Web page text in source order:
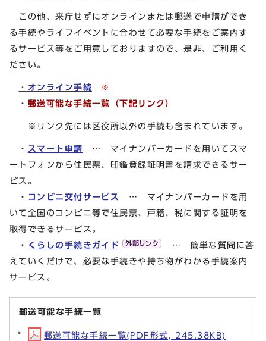
この他、来庁せずにオンラインまたは郵送で申請ができ
る手続やライフイベントに合わせて必要な手続をご案内す
るサービス等をご用意しておりますので、是非、ご利用く
ださい。
・ オンライン手続
※
・ 郵送可能な手続一覧（下記リンク）
※リンク先には区役所以外の手続も含まれています。
・ スマート申請
… マイナンバーカードを用いてスマ
ートフォンから住民票、印鑑登録証明書を請求できるサー
ビス。
・ コンビニ交付サービス
… マイナンバーカードを用
いて全国のコンビニ等で住民票、戸籍、税に関する証明を
取得できるサービス。
・ くらしの手続きガイド
… 簡単な質問に答
えていくだけで、必要な手続きや持ち物がわかる手続案内
サービス。
郵送可能な手続一覧
郵送可能な手続一覧(PDF形式, 245.38KB)